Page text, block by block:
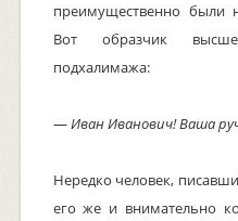
преимущественно были
Вот образчик
подхалимажа:
—Иван Иванович! Ваша
Нередко человек,
его же и внимательно